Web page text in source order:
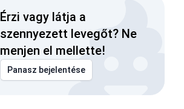
Érzi vagy látja a
szennyezett levegőt? Ne
menjen el mellette!
Panasz bejelentése